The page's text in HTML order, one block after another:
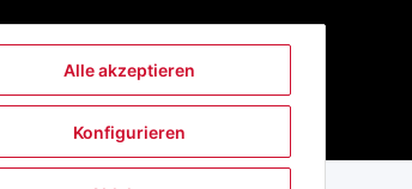
Alle akzeptieren
Konfigurieren